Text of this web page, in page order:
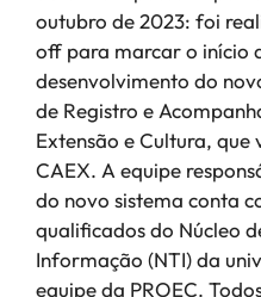
outubro de 2023: foi
off para marcar o início
desenvolvimento do
de Registro e
Extensão e Cultura, que
CAEX. A equipe
do novo sistema conta
qualificados do Núcleo
Informação (NTI) da
equipe da PROEC.